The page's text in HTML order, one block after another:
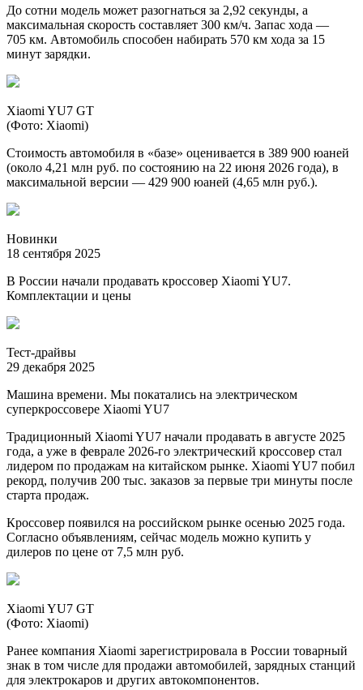
До сотни модель может разогнаться за 2,92 секунды, а
максимальная скорость составляет 300 км/ч. Запас хода —
705 км. Автомобиль способен набирать 570 км хода за 15
минут зарядки.
Xiaomi YU7 GT
(Фото: Xiaomi)
Стоимость автомобиля в «базе» оценивается в 389 900 юаней
(около 4,21 млн руб. по состоянию на 22 июня 2026 года), в
максимальной версии — 429 900 юаней (4,65 млн руб.).
Новинки
18 сентября 2025
В России начали продавать кроссовер Xiaomi YU7.
Комплектации и цены
Тест-драйвы
29 декабря 2025
Машина времени. Мы покатались на электрическом
суперкроссовере Xiaomi YU7
Традиционный Xiaomi YU7 начали продавать в августе 2025
года, а уже в феврале 2026-го электрический кроссовер стал
лидером по продажам на китайском рынке. Xiaomi YU7 побил
рекорд, получив 200 тыс. заказов за первые три минуты после
старта продаж.
Кроссовер появился на российском рынке осенью 2025 года.
Согласно объявлениям, сейчас модель можно купить у
дилеров по цене от 7,5 млн руб.
Xiaomi YU7 GT
(Фото: Xiaomi)
Ранее компания Xiaomi зарегистрировала в России товарный
знак в том числе для продажи автомобилей, зарядных станций
для электрокаров и других автокомпонентов.